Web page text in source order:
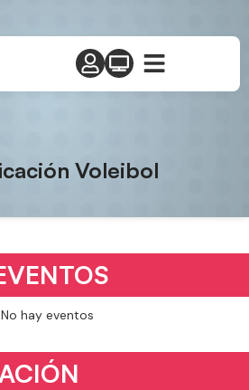
Voleibol
No hay eventos